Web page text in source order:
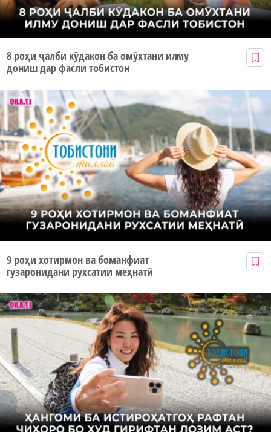
8 роҳи ҷалби кӯдакон ба омӯхтани илму
дониш дар фасли тобистон
9 роҳи хотирмон ва боманфиат
гузаронидани рухсатии меҳнатӣ